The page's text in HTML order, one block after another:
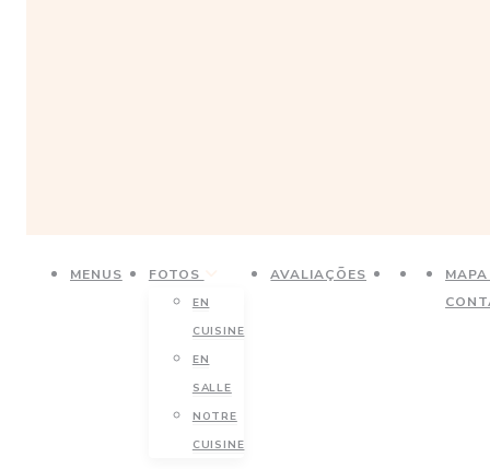
MENUS FOTOS
EN
CUISINE
EN
SALLE
NOTRE
CUISINE
AVALIAÇÕES ((ABRE((ABRE
MAPA